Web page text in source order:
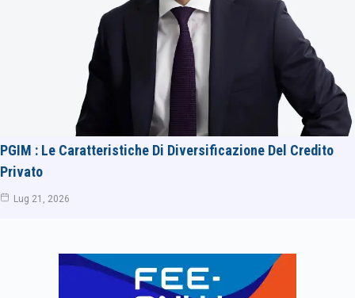
PGIM : Le Caratteristiche Di Diversificazione Del Credito
Privato
Lug 21, 2026